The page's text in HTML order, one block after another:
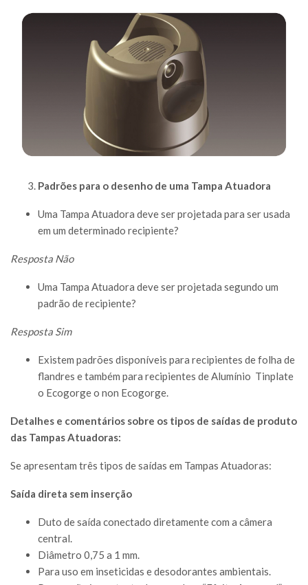
Padrões para o desenho de uma Tampa Atuadora
Uma Tampa Atuadora deve ser projetada para ser usada
em um determinado recipiente?
Resposta Não
Uma Tampa Atuadora deve ser projetada segundo um
padrão de recipiente?
Resposta Sim
Existem padrões disponíveis para recipientes de folha de
flandres e também para recipientes de Alumínio Tinplate
o Ecogorge o non Ecogorge.
Detalhes e comentários sobre os tipos de saídas de produto
das Tampas Atuadoras:
Se apresentam três tipos de saídas em Tampas Atuadoras:
Saída direta sem inserção
Duto de saída conectado diretamente com a câmera
central.
Diâmetro 0,75 a 1 mm.
Para uso em inseticidas e desodorantes ambientais.